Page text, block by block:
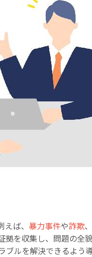
ば、 暴力事件や詐欺、
を収集し、問題の全
ルを解決できるよう